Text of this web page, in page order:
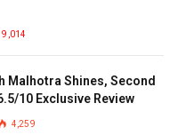
9,014
Malhotra Shines, Second
10 Exclusive Review
4,259